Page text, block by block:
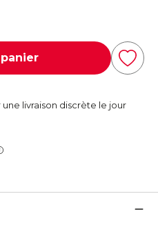
livraison discrète le jour